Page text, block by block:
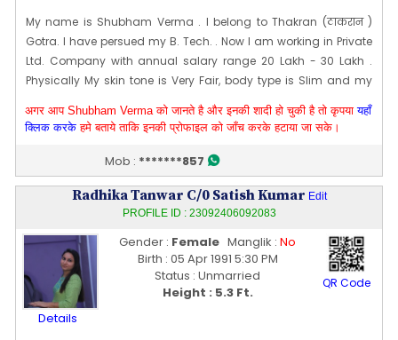
My name is Shubham Verma . I belong to Thakran (ठाकरान )
Gotra. I have persued my B. Tech. . Now I am working in Private
Ltd. Company with annual salary range 20 Lakh - 30 Lakh .
Physically My skin tone is Very Fair, body type is Slim and my
We have two houses one is at Delhi and the other one is at
Faridabad which is our current residence.
Profile Last Updated ON : 24/09/2023 03:35 PM
अगर आप Shubham Verma को जानते है और इनकी शादी हो चुकी है तो कृपयायहाँ
क्लिक करकेहमे बताये ताकि इनकी प्रोफाइल को जाँच करके हटाया जा सके।
Mob : *******857
Radhika Tanwar C/0 Satish Kumar Edit
PROFILE ID : 23092406092083
Details
Gender : Female Manglik : No
Birth : 05 Apr 1991 5:30 PM
Status : Unmarried
Height : 5.3 Ft.
QR Code